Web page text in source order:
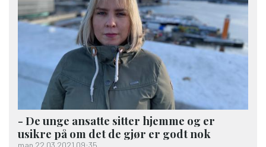
- De unge ansatte sitter hjemme og er
usikre på om det de gjør er godt nok
man 22.03.2021 09:35